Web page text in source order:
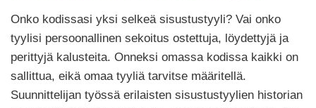
Tekijä Puoliksi
Tehty
Onko kodissasi yksi selkeä sisustustyyli? Vai onko
tyylisi persoonallinen sekoitus ostettuja, löydettyjä ja
perittyjä kalusteita. Onneksi omassa kodissa kaikki on
sallittua, eikä omaa tyyliä tarvitse määritellä.
Suunnittelijan työssä erilaisten sisustustyylien historian